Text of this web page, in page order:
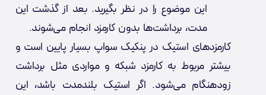
این موضوع را در نظر بگیرید. بعد از گذشت این
مدت، برداشت‌ها بدون کارمزد انجام می‌شوند.
کارمزدهای استیک در پنکیک سواپ بسیار پایین است و
بیشتر مربوط به کارمزد شبکه و مواردی مثل برداشت
زودهنگام می‌شود. اگر استیک بلندمدت باشد، این